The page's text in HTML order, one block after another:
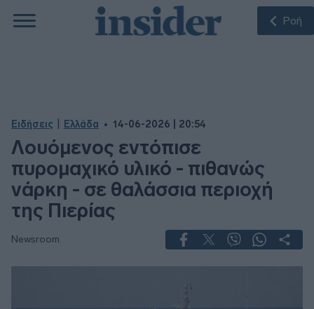
Ροή
Ειδήσεις Ελλάδα 14-06-2026 | 20:54
Λουόμενος εντόπισε
πυρομαχικό υλικό - πιθανώς
νάρκη - σε θαλάσσια περιοχή
της Πιερίας
Newsroom